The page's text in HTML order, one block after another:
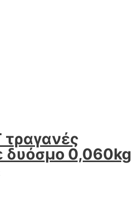
τραγανές
δυόσμο 0,060kg